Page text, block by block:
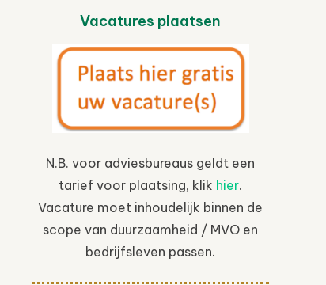
Vacatures plaatsen
N.B. voor adviesbureaus geldt een
tarief voor plaatsing, klik hier.
Vacature moet inhoudelijk binnen de
scope van duurzaamheid / MVO en
bedrijfsleven passen.